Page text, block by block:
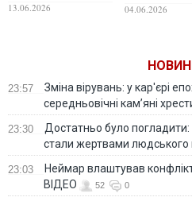
13.06.2026
гратиме
04.06.2026
23:57
Зміна вірувань: у кар'єрі
середньовічні кам’яні
23:30
Достатньо було
стали жертвами людського
23:03
Неймар влаштував
ВІДЕО
52 0